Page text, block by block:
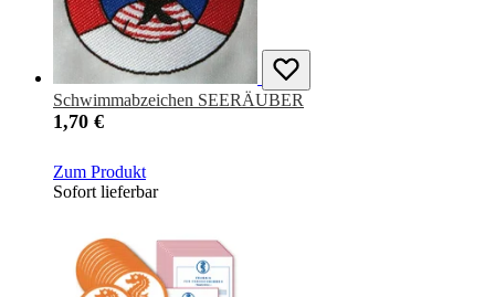
Schwimmabzeichen SEERÄUBER
1,70 €
Zum Produkt
Sofort lieferbar